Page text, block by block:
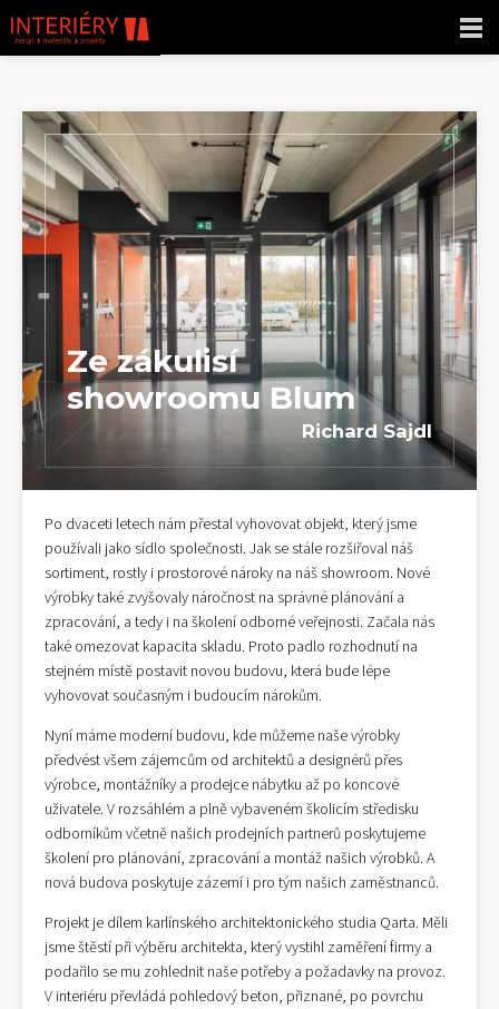
Ze zákulisí
showroomu Blum
Richard Sajdl
Po dvaceti letech nám přestal vyhovovat objekt, který jsme
používali jako sídlo společnosti. Jak se stále rozšiřoval náš
sortiment, rostly i prostorové nároky na náš showroom. Nové
výrobky také zvyšovaly náročnost na správné plánování a
zpracování, a tedy i na školení odborné veřejnosti. Začala nás
také omezovat kapacita skladu. Proto padlo rozhodnutí na
stejném místě postavit novou budovu, která bude lépe
vyhovovat současným i budoucím nárokům.
Nyní máme moderní budovu, kde můžeme naše výrobky
předvést všem zájemcům od architektů a designérů přes
výrobce, montážníky a prodejce nábytku až po koncové
uživatele. V rozsáhlém a plně vybaveném školicím středisku
odborníkům včetně našich prodejních partnerů poskytujeme
školení pro plánování, zpracování a montáž našich výrobků. A
nová budova poskytuje zázemí i pro tým našich zaměstnanců.
Projekt je dílem karlínského architektonického studia Qarta. Měli
jsme štěstí při výběru architekta, který vystihl zaměření firmy a
podařilo se mu zohlednit naše potřeby a požadavky na provoz.
V interiéru převládá pohledový beton, přiznané, po povrchu